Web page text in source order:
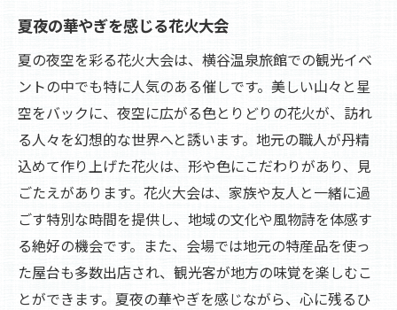
夏夜の華やぎを感じる花火大会
夏の夜空を彩る花火大会は、横谷温泉旅館での観光イベ
ントの中でも特に人気のある催しです。美しい山々と星
空をバックに、夜空に広がる色とりどりの花火が、訪れ
る人々を幻想的な世界へと誘います。地元の職人が丹精
込めて作り上げた花火は、形や色にこだわりがあり、見
ごたえがあります。花火大会は、家族や友人と一緒に過
ごす特別な時間を提供し、地域の文化や風物詩を体感す
る絶好の機会です。また、会場では地元の特産品を使っ
た屋台も多数出店され、観光客が地方の味覚を楽しむこ
とができます。夏夜の華やぎを感じながら、心に残るひ